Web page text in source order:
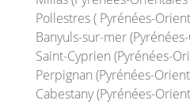
Pollestres ( Pyrénées-
Banyuls-sur-mer
Saint-Cyprien (Pyrénées-
Perpignan (Pyrénées-
Cabestany (Pyrénées-